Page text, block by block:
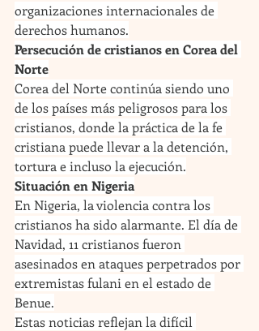
organizaciones internacionales de
derechos humanos.
Persecución de cristianos en Corea del
Norte
Corea del Norte continúa siendo uno
de los países más peligrosos para los
cristianos, donde la práctica de la fe
cristiana puede llevar a la detención,
tortura e incluso la ejecución.
Situación en Nigeria
En Nigeria, la violencia contra los
cristianos ha sido alarmante. El día de
Navidad, 11 cristianos fueron
asesinados en ataques perpetrados por
extremistas fulani en el estado de
Benue.
Estas noticias reflejan la difícil